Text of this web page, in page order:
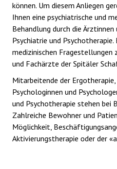
können. Um diesem Anliegen
Ihnen eine psychiatrische und
Behandlung durch die
Psychiatrie und
medizinischen Fragestellungen
und Fachärzte der Spitäler
Mitarbeitende der
Psychologinnen und
und Psychotherapie stehen bei
Zahlreiche Bewohner und
Möglichkeit,
Aktivierungstherapie oder der